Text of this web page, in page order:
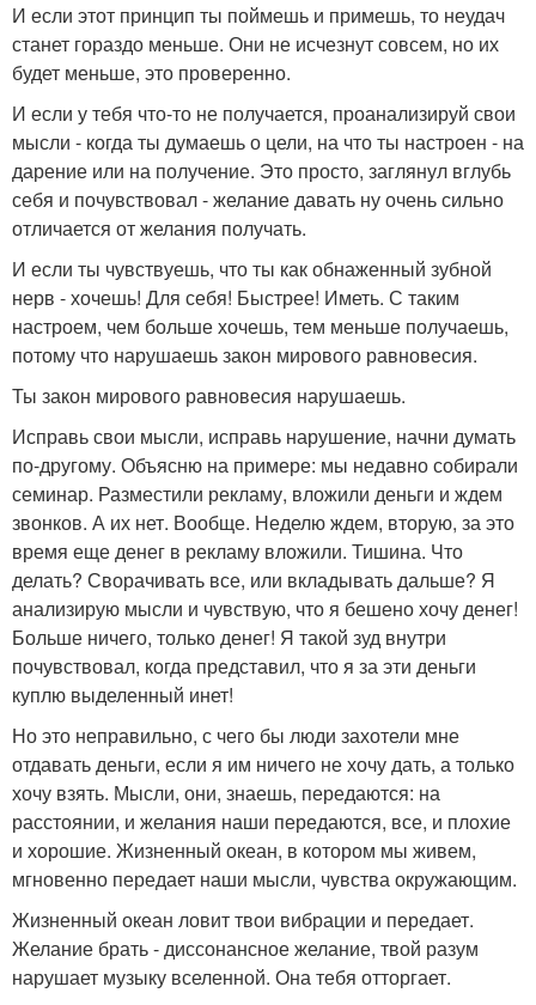
И если этот принцип ты поймешь и примешь, то неудач
станет гораздо меньше. Они не исчезнут совсем, но их
будет меньше, это проверенно.
И если у тебя что-то не получается, проанализируй свои
мысли - когда ты думаешь о цели, на что ты настроен - на
дарение или на получение. Это просто, заглянул вглубь
себя и почувствовал - желание давать ну очень сильно
отличается от желания получать.
И если ты чувствуешь, что ты как обнаженный зубной
нерв - хочешь! Для себя! Быстрее! Иметь. С таким
настроем, чем больше хочешь, тем меньше получаешь,
потому что нарушаешь закон мирового равновесия.
Ты закон мирового равновесия нарушаешь.
Исправь свои мысли, исправь нарушение, начни думать
по-другому. Объясню на примере: мы недавно собирали
семинар. Разместили рекламу, вложили деньги и ждем
звонков. А их нет. Вообще. Неделю ждем, вторую, за это
время еще денег в рекламу вложили. Тишина. Что
делать? Сворачивать все, или вкладывать дальше? Я
анализирую мысли и чувствую, что я бешено хочу денег!
Больше ничего, только денег! Я такой зуд внутри
почувствовал, когда представил, что я за эти деньги
куплю выделенный инет!
Но это неправильно, с чего бы люди захотели мне
отдавать деньги, если я им ничего не хочу дать, а только
хочу взять. Мысли, они, знаешь, передаются: на
расстоянии, и желания наши передаются, все, и плохие
и хорошие. Жизненный океан, в котором мы живем,
мгновенно передает наши мысли, чувства окружающим.
Жизненный океан ловит твои вибрации и передает.
Желание брать - диссонансное желание, твой разум
нарушает музыку вселенной. Она тебя отторгает.